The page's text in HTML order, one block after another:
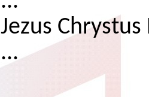
Jezus
...